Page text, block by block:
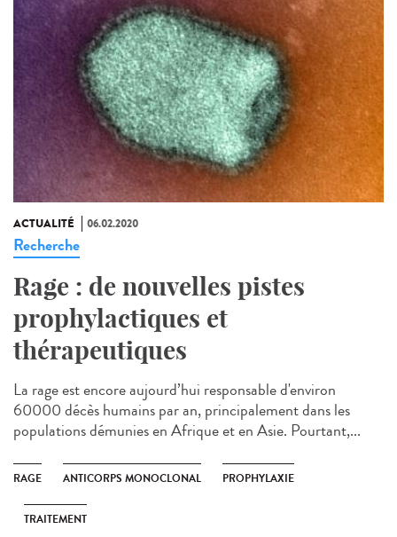
ACTUALITÉ 06.02.2020
Recherche
Rage : de nouvelles pistes
prophylactiques et
thérapeutiques
La rage est encore aujourd’hui responsable d'environ
60000 décès humains par an, principalement dans les
populations démunies en Afrique et en Asie. Pourtant,...
RAGE ANTICORPS MONOCLONAL PROPHYLAXIE
TRAITEMENT